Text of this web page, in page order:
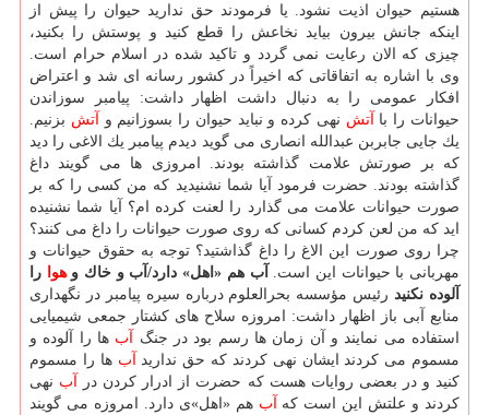
هستیم حیوان اذیت نشود. یا فرمودند حق ندارید حیوان را پیش از
اینكه جانش بیرون بیاید نخاعش را قطع كنید و پوستش را بكنید،
چیزی كه الان رعایت نمی گردد و تاكید شده در اسلام حرام است.
وی با اشاره به اتفاقاتی كه اخیراً در كشور رسانه ای شد و اعتراض
افكار عمومی را به دنبال داشت اظهار داشت: پیامبر سوزاندن
حیوانات را با آتش نهی كرده و نباید حیوان را بسوزانیم و آتش بزنیم.
یك جایی جابربن عبدالله انصاری می گوید دیدم پیامبر یك الاغی را دید
كه بر صورتش علامت گذاشته بودند. امروزی ها می گویند داغ
گذاشته بودند. حضرت فرمود آیا شما نشنیدید كه من كسی را كه بر
صورت حیوانات علامت می گذارد را لعنت كرده ام؟ آیا شما نشنیده
اید كه من لعن كردم كسانی كه روی صورت حیوانات را داغ می كنند؟
چرا روی صورت این الاغ را داغ گذاشتید؟ توجه به حقوق حیوانات و
مهربانی با حیوانات این است.
آب هم «اهل» دارد/آب و خاك وهوا
را
آلوده نكنیدرئیس مؤسسه بحرالعلوم درباره سیره پیامبر در نگهداری
منابع آبی باز اظهار داشت: امروزه سلاح های كشتار جمعی شیمیایی
استفاده می نمایند و آن زمان ها رسم بود در جنگ آب ها را آلوده و
مسموم می كردند ایشان نهی كردند كه حق ندارید آب ها را مسموم
كنید و در بعضی روایات هست كه حضرت از ادرار كردن در آب نهی
كردند و علتش این است كه آب هم «اهل»ی دارد. امروزه می گویند